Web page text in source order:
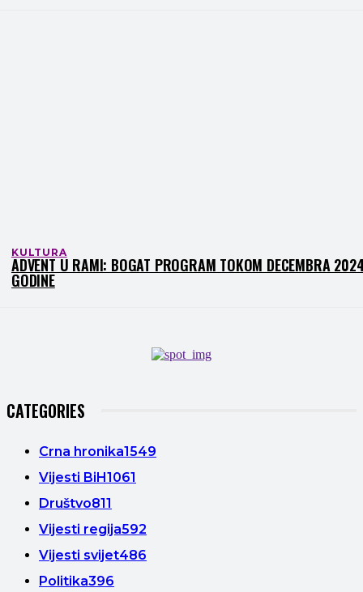
KULTURA
ADVENT U RAMI: BOGAT PROGRAM TOKOM DECEMBRA
GODINE
CATEGORIES
Crna hronika1549
Vijesti BiH1061
Društvo811
Vijesti regija592
Vijesti svijet486
Politika396